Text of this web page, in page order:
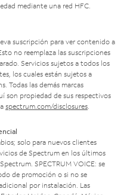
mediante una red HFC.
suscripción para ver contenido a
no reemplaza las suscripciones
Servicios sujetos a todos los
los cuales están sujetos a
Todas las demás marcas
son propiedad de sus respectivos
spectrum.com/disclosures
solo para nuevos clientes
de Spectrum en los últimos
SPECTRUM VOICE: se
de promoción o si no se
por instalación. Las